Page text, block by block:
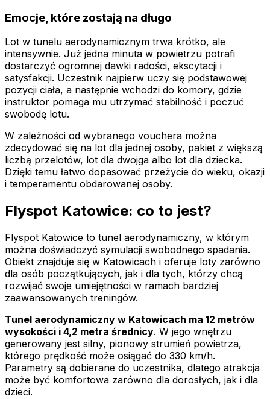
Emocje, które zostają na długo
Lot w tunelu aerodynamicznym trwa krótko, ale
intensywnie. Już jedna minuta w powietrzu potrafi
dostarczyć ogromnej dawki radości, ekscytacji i
satysfakcji. Uczestnik najpierw uczy się podstawowej
pozycji ciała, a następnie wchodzi do komory, gdzie
instruktor pomaga mu utrzymać stabilność i poczuć
swobodę lotu.
W zależności od wybranego vouchera można
zdecydować się na lot dla jednej osoby, pakiet z większą
liczbą przelotów, lot dla dwojga albo lot dla dziecka.
Dzięki temu łatwo dopasować przeżycie do wieku, okazji
i temperamentu obdarowanej osoby.
Flyspot Katowice: co to jest?
Flyspot Katowice to tunel aerodynamiczny, w którym
można doświadczyć symulacji swobodnego spadania.
Obiekt znajduje się w Katowicach i oferuje loty zarówno
dla osób początkujących, jak i dla tych, którzy chcą
rozwijać swoje umiejętności w ramach bardziej
zaawansowanych treningów.
Tunel aerodynamiczny w Katowicach ma 12 metrów
wysokości i 4,2 metra średnicy. W jego wnętrzu
generowany jest silny, pionowy strumień powietrza,
którego prędkość może osiągać do 330 km/h.
Parametry są dobierane do uczestnika, dlatego atrakcja
może być komfortowa zarówno dla dorosłych, jak i dla
dzieci.